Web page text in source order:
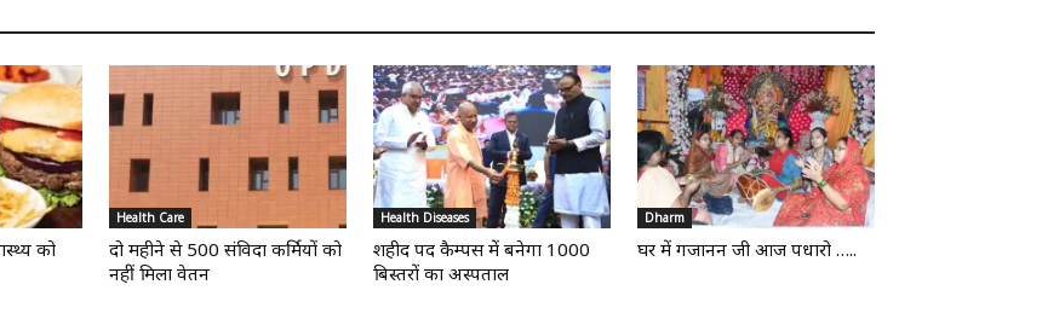
को
Health Care
दो महीने से 500 संविदा कर्मियों को
नहीं मिला वेतन
Health Diseases
शहीद पद कैम्पस में बनेगा 1000
बिस्तरों का अस्पताल
Dharm
घर में गजानन जी आज पधारो …..